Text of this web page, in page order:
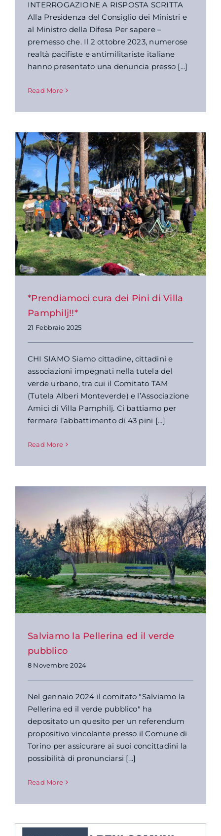
INTERROGAZIONE A RISPOSTA SCRITTA
Alla Presidenza del Consiglio dei Ministri e
al Ministro della Difesa Per sapere –
premesso che. Il 2 ottobre 2023, numerose
realtà pacifiste e antimilitariste italiane
hanno presentato una denuncia presso [...]
Read More
*Prendiamoci cura dei Pini di Villa
Pamphilj!!*
21 Febbraio 2025
CHI SIAMO Siamo cittadine, cittadini e
associazioni impegnati nella tutela del
verde urbano, tra cui il Comitato TAM
(Tutela Alberi Monteverde) e l’Associazione
Amici di Villa Pamphilj. Ci battiamo per
fermare l’abbattimento di 43 pini [...]
Read More
Salviamo la Pellerina ed il verde
pubblico
8 Novembre 2024
Nel gennaio 2024 il comitato "Salviamo la
Pellerina ed il verde pubblico" ha
depositato un quesito per un referendum
propositivo vincolante presso il Comune di
Torino per assicurare ai suoi concittadini la
possibilità di pronunciarsi [...]
Read More